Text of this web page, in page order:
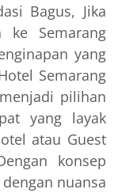
Bagus, Jika
ke Semarang
yang
Semarang
pilihan
yang layak
atau Guest
konsep
nuansa